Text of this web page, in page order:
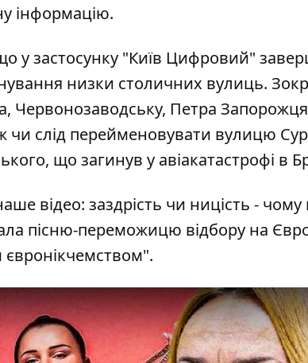
інформацію.
у застосунку "Київ Цифровий"
низки столичних вулиць.
Червонозаводську, Петра
чи слід перейменовувати вулицю
що загинув у авіакатастрофі в
відео: заздрість чи ницість -
пісню-переможицю відбору на
євронікчемством".